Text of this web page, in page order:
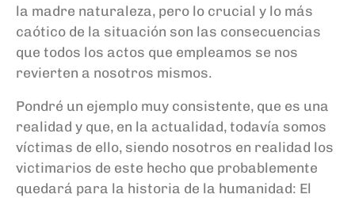
la madre naturaleza, pero lo crucial y lo más
caótico de la situación son las consecuencias
que todos los actos que empleamos se nos
revierten a nosotros mismos.
Pondré un ejemplo muy consistente, que es una
realidad y que, en la actualidad, todavía somos
víctimas de ello, siendo nosotros en realidad los
victimarios de este hecho que probablemente
quedará para la historia de la humanidad: El